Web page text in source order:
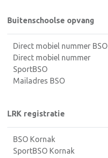
Buitenschoolse opvang
Direct mobiel nummer BSO
Direct mobiel nummer
SportBSO
Mailadres BSO
LRK registratie
BSO Kornak
SportBSO Kornak